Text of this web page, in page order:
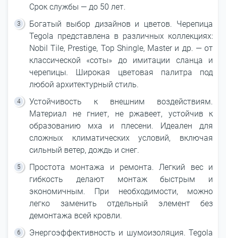
Срок службы — до 50 лет.
Богатый выбор дизайнов и цветов. Черепица
Tegola представлена в различных коллекциях:
Nobil Tile, Prestige, Top Shingle, Master и др. — от
классической «соты» до имитации сланца и
черепицы. Широкая цветовая палитра под
любой архитектурный стиль.
Устойчивость к внешним воздействиям.
Материал не гниет, не ржавеет, устойчив к
образованию мха и плесени. Идеален для
сложных климатических условий, включая
сильный ветер, дождь и снег.
Простота монтажа и ремонта. Легкий вес и
гибкость делают монтаж быстрым и
экономичным. При необходимости, можно
легко заменить отдельный элемент без
демонтажа всей кровли.
Энергоэффективность и шумоизоляция. Tegola